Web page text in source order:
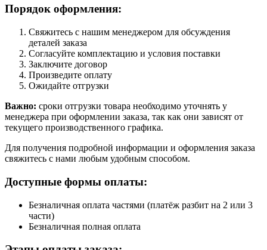
Порядок оформления:
Свяжитесь с нашим менеджером для обсуждения
деталей заказа
Согласуйте комплектацию и условия поставки
Заключите договор
Произведите оплату
Ожидайте отгрузки
Важно: сроки отгрузки товара необходимо уточнять у
менеджера при оформлении заказа, так как они зависят от
текущего производственного графика.
Для получения подробной информации и оформления заказа
свяжитесь с нами любым удобным способом.
Доступные формы оплаты:
Безналичная оплата частями (платёж разбит на 2 или 3
части)
Безналичная полная оплата